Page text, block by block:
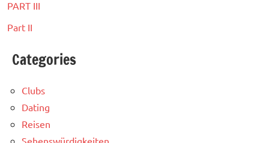
PART III
Part II
Categories
Clubs
Dating
Reisen
Sehenswürdigkeiten